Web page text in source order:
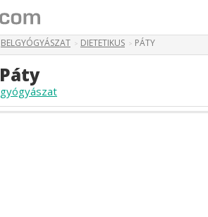
BELGYÓGYÁSZAT > DIETETIKUS > PÁTY